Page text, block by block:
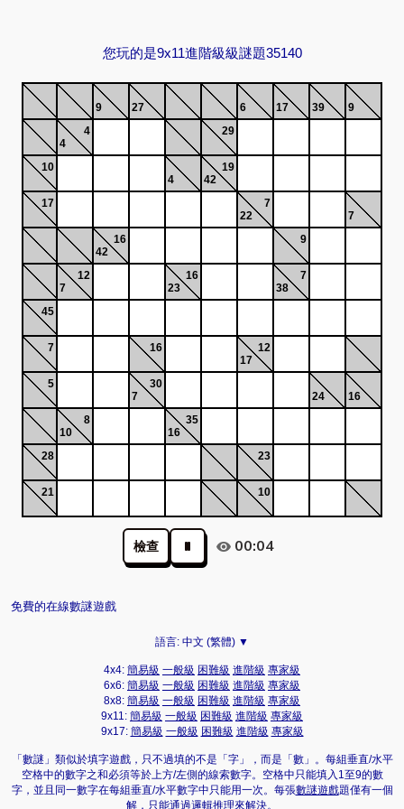
您玩的是9x11進階級級謎題35140
9 27 6 17 39
9
4
4
29
10
4
19
42
17
7
22
7
16
42
9
12
7
16
23
7
38
45
7 16
12
17
5
30
7
24
16
8
10
35
16
28
23
21 10
檢查 00:04
免費的在線數謎遊戲
語言: 中文 (繁體) ▼
4x4: 簡易級 一般級 困難級 進階級 專家級
6x6: 簡易級 一般級 困難級 進階級 專家級
8x8: 簡易級 一般級 困難級 進階級 專家級
9x11: 簡易級 一般級 困難級 進階級 專家級
9x17: 簡易級 一般級 困難級 進階級 專家級
「數謎」類似於填字遊戲，只不過填的不是「字」，而是「數」。每組垂直/水平
空格中的數字之和必須等於上方/左側的線索數字。空格中只能填入1至9的數
字，並且同一數字在每組垂直/水平數字中只能用一次。每張數謎遊戲題僅有一個
解，只能通過邏輯推理來解決。